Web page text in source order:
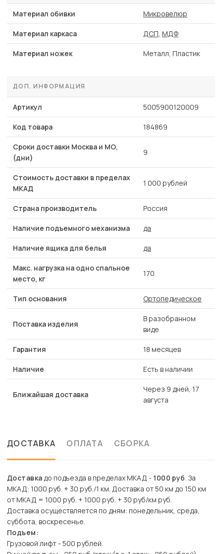
Материал обивки Микровелюр
Материал каркаса ДСП, МДФ
Материал ножек Металл, Пластик
ДОП. ИНФОРМАЦИЯ
Артикул 5005900120009
Код товара 184869
Сроки доставки Москва и МО,
(дни)
9
Стоимость доставки в пределах
МКАД
1 000 рублей
Страна производитель Россия
Наличие подъемного механизма да
Наличие ящика для белья да
Макс. нагрузка на одно спальное
место, кг
170
Тип основания Ортопедическое
Поставка изделия
В разобранном
виде
Гарантия 18 месяцев
Наличие Есть в наличии
Ближайшая доставка
Через 9 дней, 17
августа
ДОСТАВКА ОПЛАТА СБОРКА
Доставкадо подъезда в пределах МКАД - 1000 руб. За
МКАД: 1000 руб. + 30 руб./1 км. Доставка от 50 км до 150 км
от МКАД = 1000 руб. + 1000 руб. + 30 руб/км руб.
Доставка осуществляется по дням: понедельник, среда,
суббота, воскресенье.
Подъем:
Грузовой лифт - 500 рублей.